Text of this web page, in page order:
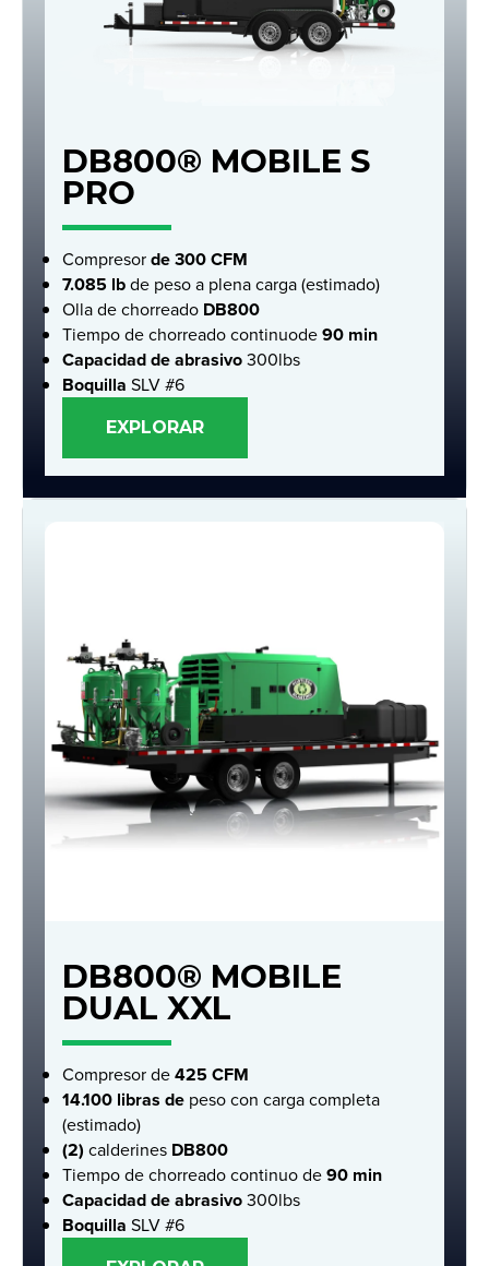
DB800® MOBILE S
PRO
Compresorde 300 CFM
7.085 lbde peso a plena carga (estimado)
Olla de chorreado DB800
Tiempo de chorreado continuode90 min
Capacidad de abrasivo300lbs
Boquilla SLV #6
EXPLORAR
DB800® MOBILE
DUAL XXL
Compresor de425 CFM
14.100 libras de peso con carga completa
(estimado)
(2) calderines DB800
Tiempo de chorreado continuo de90 min
Capacidad de abrasivo300lbs
Boquilla SLV #6